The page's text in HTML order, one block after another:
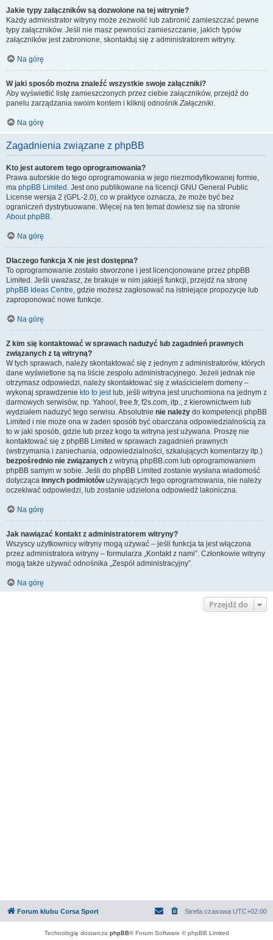
Jakie typy załączników są dozwolone na tej witrynie?
Każdy administrator witryny może zezwolić lub zabronić zamieszczać pewne
typy załączników. Jeśli nie masz pewności zamieszczanie, jakich typów
załączników jest zabronione, skontaktuj się z administratorem witryny.
Na górę
W jaki sposób można znaleźć wszystkie swoje załączniki?
Aby wyświetlić listę zamieszczonych przez ciebie załączników, przejdź do
panelu zarządzania swoim kontem i kliknij odnośnikZałączniki.
Na górę
Zagadnienia związane z phpBB
Kto jest autorem tego oprogramowania?
Prawa autorskie do tego oprogramowania w jego niezmodyfikowanej formie,
ma phpBB Limited . Jest ono publikowane na licencji GNU General Public
License wersja 2 (GPL-2.0), co w praktyce oznacza, że może być bez
ograniczeń dystrybuowane. Więcej na ten temat dowiesz się na stronie
About phpBB.
Na górę
Dlaczego funkcja X nie jest dostępna?
To oprogramowanie zostało stworzone i jest licencjonowane przez phpBB
Limited. Jeśli uważasz, że brakuje w nim jakiejś funkcji, przejdź na stronę
phpBB Ideas Centre, gdzie możesz zagłosować na istniejące propozycje lub
zaproponować nowe funkcje.
Na górę
Z kim się kontaktować w sprawach nadużyć lub zagadnień prawnych
związanych z tą witryną?
W tych sprawach, należy skontaktować się z jednym z administratorów, których
dane wyświetlone są na liście zespołu administracyjnego. Jeżeli jednak nie
otrzymasz odpowiedzi, należy skontaktować się z właścicielem domeny –
wykonaj sprawdzenie kto to jestlub, jeśli witryna jest uruchomiona na jednym z
darmowych serwisów, np. Yahoo!, free.fr, f2s.com, itp., z kierownictwem lub
wydziałem nadużyć tego serwisu. Absolutnie nie należy do kompetencji phpBB
Limited i nie może ona w żaden sposób być obarczana odpowiedzialnością za
to w jaki sposób, gdzie lub przez kogo ta witryna jest używana. Proszę nie
kontaktować się z phpBB Limited w sprawach zagadnień prawnych
(wstrzymania i zaniechania, odpowiedzialności, szkalujących komentarzy itp.)
bezpośrednio nie związanych z witryną phpBB.com lub oprogramowaniem
phpBB samym w sobie. Jeśli do phpBB Limited zostanie wysłana wiadomość
dotycząca innych podmiotówużywających tego oprogramowania, nie należy
oczekiwać odpowiedzi, lub zostanie udzielona odpowiedź lakoniczna.
Na górę
Jak nawiązać kontakt z administratorem witryny?
Wszyscy użytkownicy witryny mogą używać – jeśli funkcja ta jest włączona
przez administratora witryny – formularza „Kontakt z nami”. Członkowie witryny
mogą także używać odnośnika „Zespół administracyjny”.
Na górę
Przejdź do
Forum klubu Corsa Sport Strefa czasowa UTC+02:00
Technologię dostarcza phpBB® Forum Software © phpBB Limited